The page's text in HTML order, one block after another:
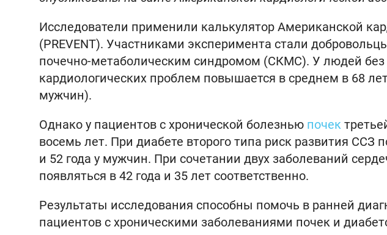
Исследователи применили калькулятор Американской
(PREVENT). Участниками эксперимента стали
почечно-метаболическим синдромом (СКМС). У людей без
кардиологических проблем повышается в среднем в 68
мужчин).
Однако у пациентов с хронической болезнью почек
восемь лет. При диабете второго типа риск развития ССЗ
и 52 года у мужчин. При сочетании двух заболеваний
появляться в 42 года и 35 лет соответственно.
Результаты исследования способны помочь в ранней
пациентов с хроническими заболеваниями почек и